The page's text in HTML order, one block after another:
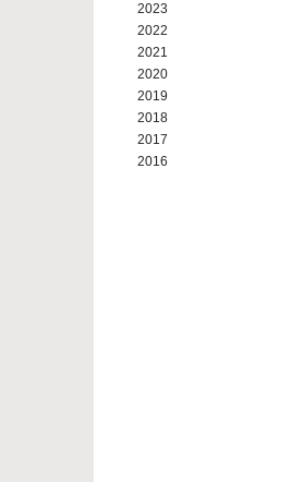
2023
2022
2021
2020
2019
2018
2017
2016